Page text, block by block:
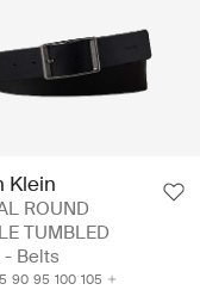
Klein
ROUND
TUMBLED
- Belts
90 95 100 105